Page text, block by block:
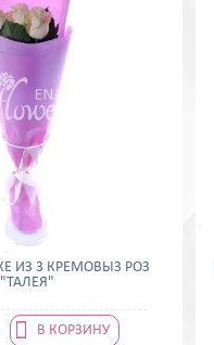
ИЗ 3 КРЕМОВЫЗ РОЗ
"ТАЛЕЯ"
 В КОРЗИНУ